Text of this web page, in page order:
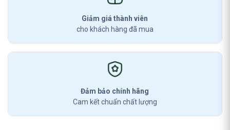
Giảm giá thành viên
cho khách hàng đã mua
Đảm bảo chính hãng
Cam kết chuẩn chất lượng